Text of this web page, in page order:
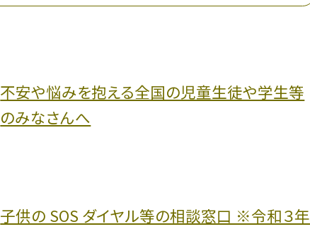
不安や悩みを抱える全国の児童生徒や学生等
のみなさんへ
子供の SOS ダイヤル等の相談窓口 ※令和３年